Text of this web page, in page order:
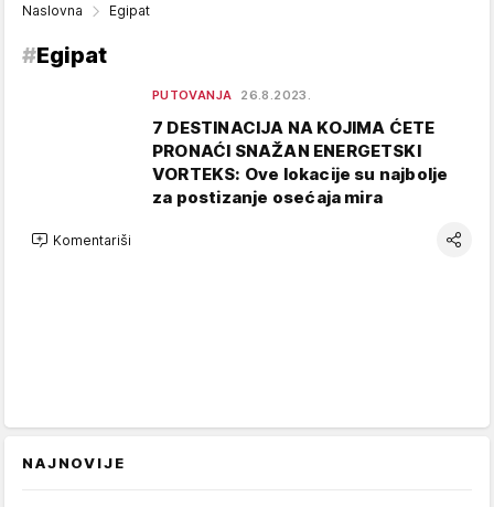
Naslovna Egipat
#Egipat
PUTOVANJA 26.8.2023.
7 DESTINACIJA NA KOJIMA ĆETE
PRONAĆI SNAŽAN ENERGETSKI
VORTEKS: Ove lokacije su najbolje
za postizanje osećaja mira
Komentariši
NAJNOVIJE